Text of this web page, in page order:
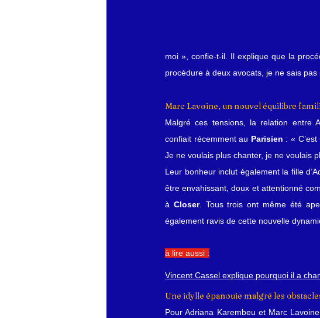
moi », confie-t-il. Il explique que la
procédure à deux avocats, je ne sais
Marc Lavoine, un nouvel équilibre
Malgré ces tensions, la relation entre
confiait récemment au Parisien : «
Je ne voulais plus chanter, je ne voulais
Leur bonheur inclut également la fille
être envahissant, doux et attentionné
à Closer. Tous trois ont même été
également ravis de cette nouvelle
à lire aussi :
Vincent Cassel explique pourquoi il a
Une idylle épanouie malgré les
Pour Adriana Karembeu et Marc